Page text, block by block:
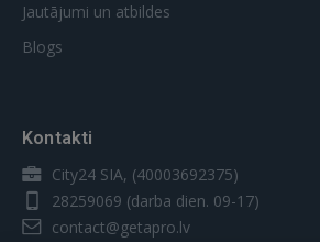
Jautājumi un atbildes
Blogs
Kontakti
City24 SIA, (40003692375)
28259069 (darba dien. 09-17)
contact@getapro.lv